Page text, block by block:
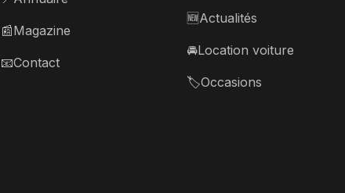
📰Magazine
📧Contact
🆕Actualités
🚘Location voiture
🏷️Occasions